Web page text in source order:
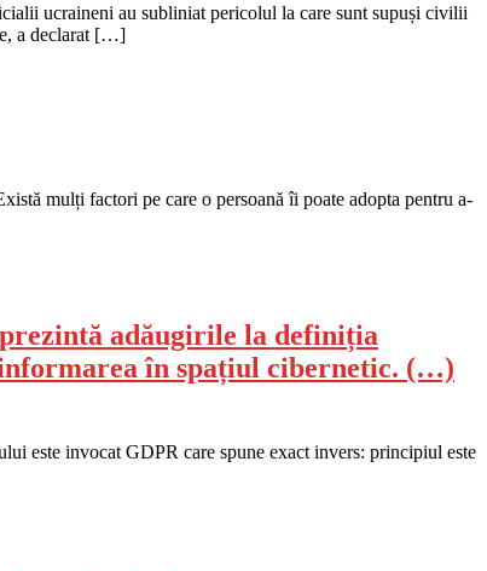
ucraineni au subliniat pericolul la care sunt supuși civilii
a declarat […]
mulți factori pe care o persoană îi poate adopta pentru a-
adăugirile la definiția
în spațiul cibernetic. (…)
este invocat GDPR care spune exact invers: principiul este